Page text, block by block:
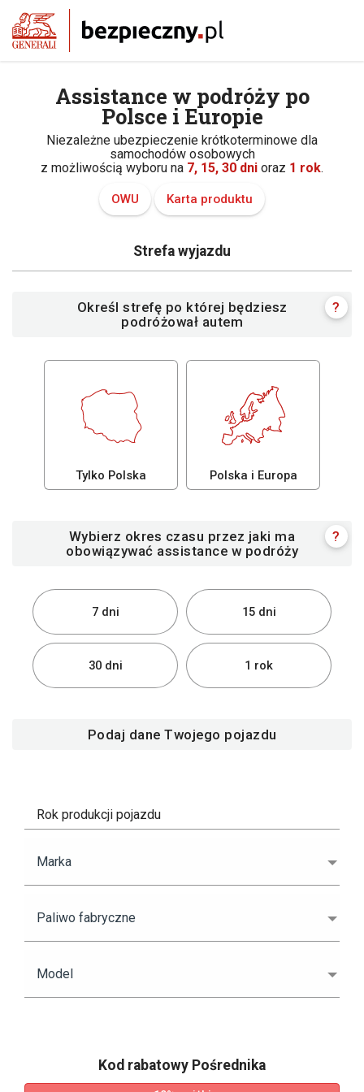
Assistance w podróży po
Polsce i Europie
Niezależne ubezpieczenie krótkoterminowe dla
samochodów osobowych
z możliwością wyboru na 7, 15, 30 dni oraz 1 rok.
OWU Karta produktu
Strefa wyjazdu
Określ strefę po której będziesz
podróżował autem
?
Tylko Polska Polska i Europa
Wybierz okres czasu przez jaki ma
obowiązywać assistance w podróży
?
7 dni 15 dni
30 dni 1 rok
Podaj dane Twojego pojazdu
Rok produkcji pojazdu
Marka
Paliwo fabryczne
Model
Kod rabatowy Pośrednika